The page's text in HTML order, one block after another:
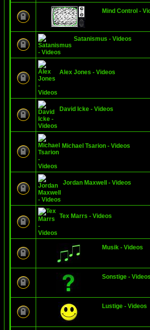
Mind Control -
Satanismus - Videos
Alex Jones - Videos
David Icke - Videos
Michael Tsarion - Videos
Jordan Maxwell - Videos
Tex Marrs - Videos
Musik - Videos
Sonstige - Videos
Lustige - Videos